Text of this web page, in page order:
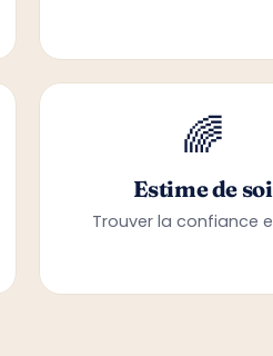
🌈
Estime de soi
Trouver la confiance